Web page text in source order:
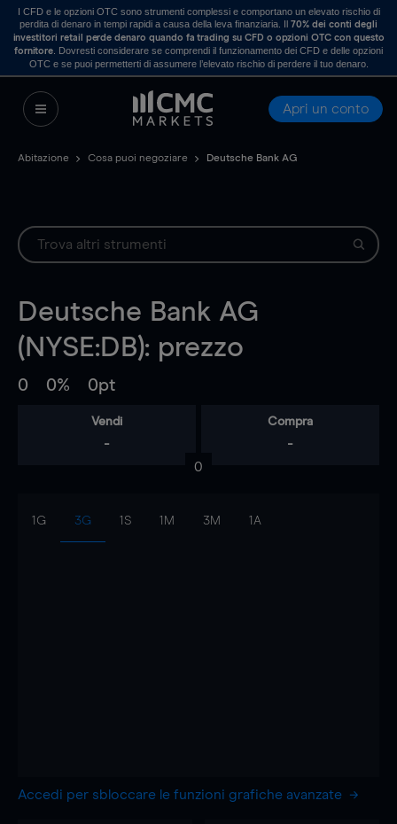
I CFD e le opzioni OTC sono strumenti complessi e comportano un elevato rischio di
perdita di denaro in tempi rapidi a causa della leva finanziaria. Il70% dei conti degli
investitori retail perde denaro quando fa trading su CFD o opzioni OTC con questo
fornitore . Dovresti considerare se comprendi il funzionamento dei CFD e delle opzioni
OTC e se puoi permetterti di assumere l’elevato rischio di perdere il tuo denaro.
Apri un conto
Abitazione Cosa puoi negoziare Deutsche Bank AG
Deutsche Bank AG
(NYSE:DB): prezzo
0 0% 0pt
Vendi
-
Compra
-
0
1G 3G 1S 1M 3M 1A
Accedi per sbloccare le funzioni grafiche avanzate